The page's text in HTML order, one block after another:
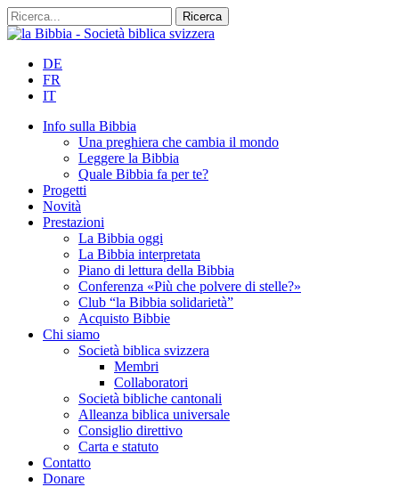
DE
FR
IT
Info sulla Bibbia
Una preghiera che cambia il mondo
Leggere la Bibbia
Quale Bibbia fa per te?
Progetti
Novità
Prestazioni
La Bibbia oggi
La Bibbia interpretata
Piano di lettura della Bibbia
Conferenza «Più che polvere di stelle?»
Club “la Bibbia solidarietà”
Acquisto Bibbie
Chi siamo
Società biblica svizzera
Membri
Collaboratori
Società bibliche cantonali
Alleanza biblica universale
Consiglio direttivo
Carta e statuto
Contatto
Donare